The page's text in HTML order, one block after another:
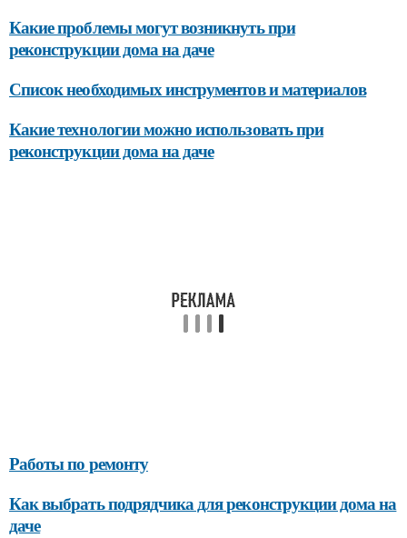
Какие проблемы могут возникнуть при
реконструкции дома на даче
Список необходимых инструментов и материалов
Какие технологии можно использовать при
реконструкции дома на даче
Работы по ремонту
Как выбрать подрядчика для реконструкции дома на
даче